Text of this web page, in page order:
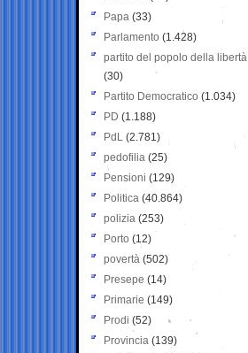
Papa (33)
Parlamento (1.428)
partito del popolo della libertà
(30)
Partito Democratico (1.034)
PD (1.188)
PdL (2.781)
pedofilia (25)
Pensioni (129)
Politica (40.864)
polizia (253)
Porto (12)
povertà (502)
Presepe (14)
Primarie (149)
Prodi (52)
Provincia (139)